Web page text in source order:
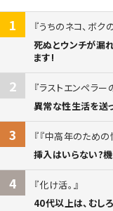
1
うちのネコ、ボク
死ぬとウンチが漏
ます!
2
ラストエンペラー
異常な性生活を送
3
『中高年のため
挿入はいらない?
4
化け活。
40代以上は、むし